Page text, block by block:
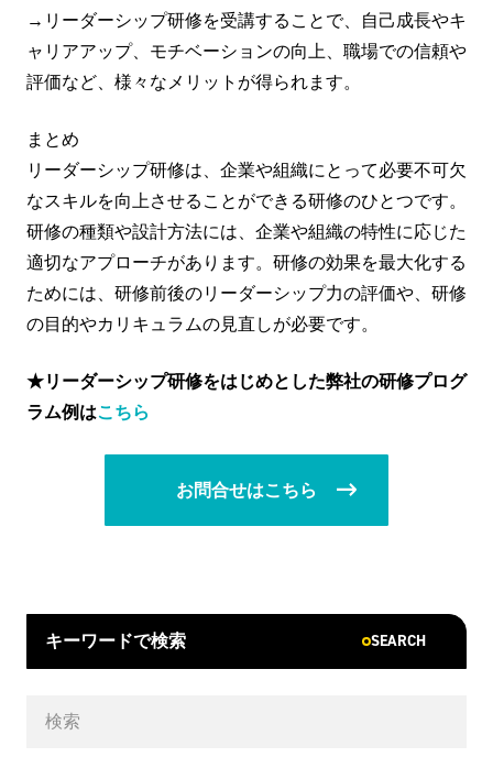
→リーダーシップ研修を受講することで、自己成長やキ
ャリアアップ、モチベーションの向上、職場での信頼や
評価など、様々なメリットが得られます。
まとめ
リーダーシップ研修は、企業や組織にとって必要不可欠
なスキルを向上させることができる研修のひとつです。
研修の種類や設計方法には、企業や組織の特性に応じた
適切なアプローチがあります。研修の効果を最大化する
ためには、研修前後のリーダーシップ力の評価や、研修
の目的やカリキュラムの見直しが必要です。
★リーダーシップ研修をはじめとした弊社の研修プログ
ラム例はこちら
お問合せはこちら
キーワードで検索 SEARCH